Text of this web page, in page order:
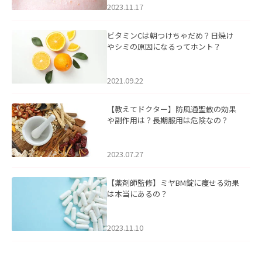
2023.11.17
ビタミンCは朝つけちゃだめ？日焼け
やシミの原因になるってホント？
2021.09.22
【教えてドクター】防風通聖散の効果
や副作用は？長期服用は危険なの？
2023.07.27
【薬剤師監修】ミヤBM錠に痩せる効果
は本当にあるの？
2023.11.10